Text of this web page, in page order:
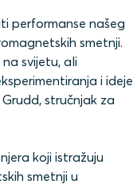
performanse našeg
smetnji.
svijetu, ali
i ideje
stručnjak za
koji istražuju
smetnji u